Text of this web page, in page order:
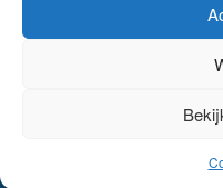
© LDA Belgium, all